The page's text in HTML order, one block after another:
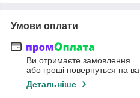
Умови оплати
Ви отримаєте замовлення
або гроші повернуться на
Детальніше